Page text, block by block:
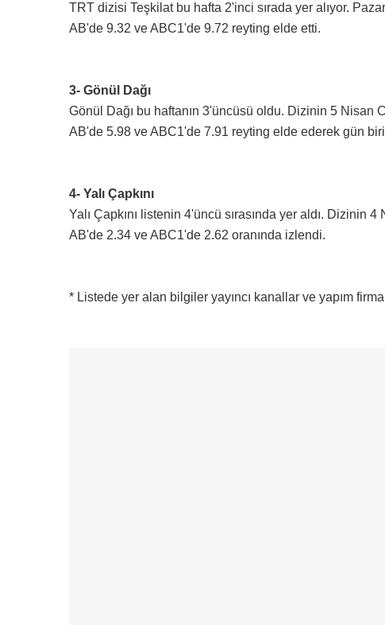
TRT dizisi Teşkilat bu hafta 2'inci sırada yer alıyor.
AB'de 9.32 ve ABC1'de 9.72 reyting elde etti.
3- Gönül Dağı
Gönül Dağı bu haftanın 3'üncüsü oldu. Dizinin 5 Nisan
AB'de 5.98 ve ABC1'de 7.91 reyting elde ederek gün
4- Yalı Çapkını
Yalı Çapkını listenin 4'üncü sırasında yer aldı. Dizinin
AB'de 2.34 ve ABC1'de 2.62 oranında izlendi.
* Listede yer alan bilgiler yayıncı kanallar ve yapım